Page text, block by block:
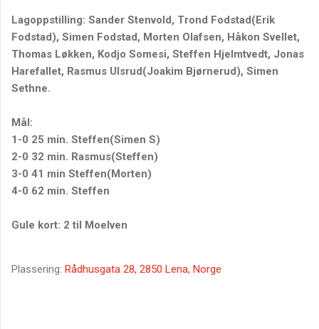
Lagoppstilling: Sander Stenvold, Trond Fodstad(Erik
Fodstad), Simen Fodstad, Morten Olafsen, Håkon Svellet,
Thomas Løkken, Kodjo Somesi, Steffen Hjelmtvedt, Jonas
Harefallet, Rasmus Ulsrud(Joakim Bjørnerud), Simen
Sethne.
Mål:
1-0 25 min. Steffen(Simen S)
2-0 32 min. Rasmus(Steffen)
3-0 41 min Steffen(Morten)
4-0 62 min. Steffen
Gule kort: 2 til Moelven
Plassering: Rådhusgata 28, 2850 Lena, Norge